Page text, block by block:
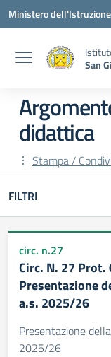
Vai ai contenuti
Vai al menu di
Vai al footer
Ministero
San
didattica
Stampa /
FILTRI
circ. n.27
Circ. N. 27
Presentazione
a.s. 2025/26
Presentazione
2025/26